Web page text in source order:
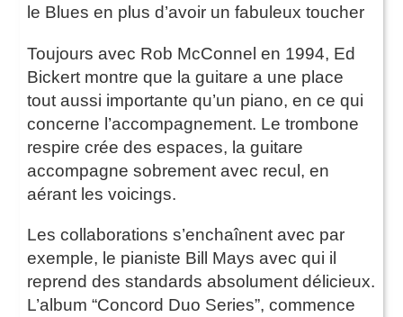
le Blues en plus d’avoir un fabuleux toucher
Toujours avec Rob McConnel en 1994, Ed
Bickert montre que la guitare a une place
tout aussi importante qu’un piano, en ce qui
concerne l’accompagnement. Le trombone
respire crée des espaces, la guitare
accompagne sobrement avec recul, en
aérant les voicings.
Les collaborations s’enchaînent avec par
exemple, le pianiste Bill Mays avec qui il
reprend des standards absolument délicieux.
L’album “Concord Duo Series”, commence